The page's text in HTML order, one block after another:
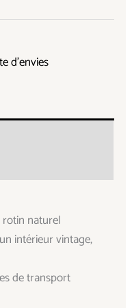
d’envies
naturel
intérieur vintage,
de transport